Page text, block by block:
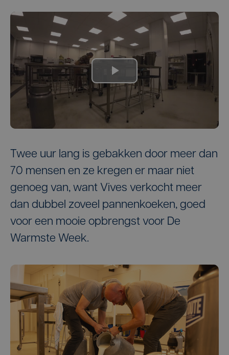
Twee uur lang is gebakken door meer dan
70 mensen en ze kregen er maar niet
genoeg van, want Vives verkocht meer
dan dubbel zoveel pannenkoeken, goed
voor een mooie opbrengst voor De
Warmste Week.